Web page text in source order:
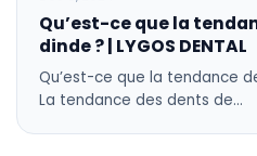
Qu’est-ce que la
dinde ? | LYGOS DENTAL
Qu’est-ce que la tendance
La tendance des dents de…